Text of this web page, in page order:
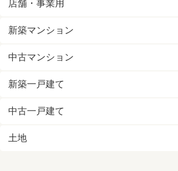
店舗・事業用
新築マンション
中古マンション
新築一戸建て
中古一戸建て
土地